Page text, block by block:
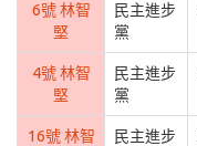
6號 林智
堅
民主進步
黨
4號 林智
堅
民主進步
黨
16號 林智
民主進步